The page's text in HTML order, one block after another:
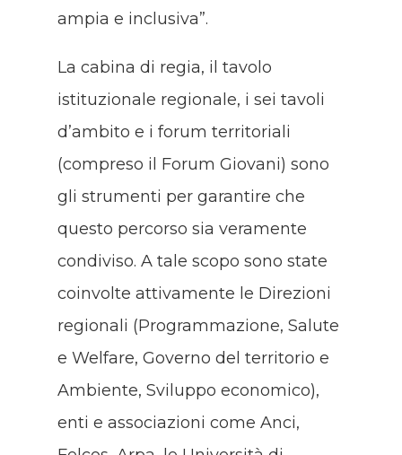
ampia e inclusiva”.
La cabina di regia, il tavolo
istituzionale regionale, i sei tavoli
d’ambito e i forum territoriali
(compreso il Forum Giovani) sono
gli strumenti per garantire che
questo percorso sia veramente
condiviso. A tale scopo sono state
coinvolte attivamente le Direzioni
regionali (Programmazione, Salute
e Welfare, Governo del territorio e
Ambiente, Sviluppo economico),
enti e associazioni come Anci,